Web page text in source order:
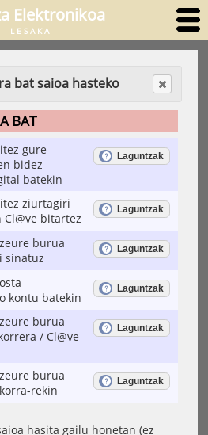
Elektronikoa
LESAKA
bat saioa hasteko